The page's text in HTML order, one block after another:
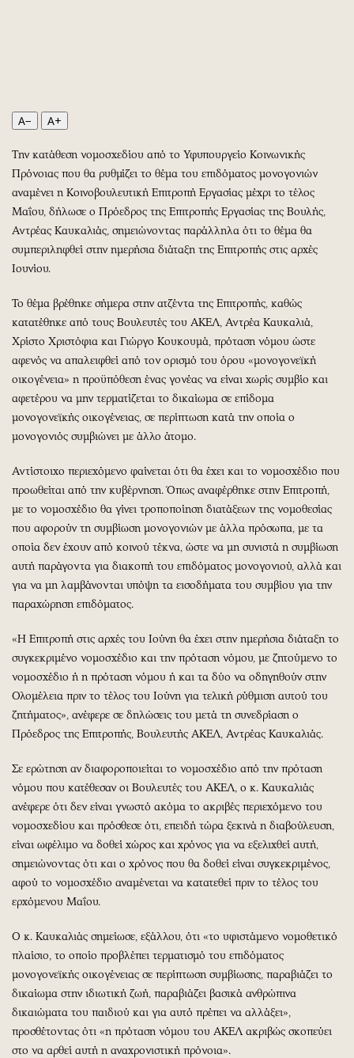
Σινεμά
Εικαστικά
Βιβλίο
Χειρόγραφα
Uncut
Προσφορές
Προσωπικότητες στην ''Κ''
Επιστολές
A− A+
Την κατάθεση νομοσχεδίου από το Υφυπουργείο Κοινωνικής
Πρόνοιας που θα ρυθμίζει το θέμα του επιδόματος μονογονιών
αναμένει η Κοινοβουλευτική Επιτροπή Εργασίας μέχρι το τέλος
Μαΐου, δήλωσε ο Πρόεδρος της Επιτροπής Εργασίας της Βουλής,
Αντρέας Καυκαλιάς, σημειώνοντας παράλληλα ότι το θέμα θα
συμπεριληφθεί στην ημερήσια διάταξη της Επιτροπής στις αρχές
Ιουνίου.
Το θέμα βρέθηκε σήμερα στην ατζέντα της Επιτροπής, καθώς
κατατέθηκε από τους Βουλευτές του ΑΚΕΛ, Αντρέα Καυκαλιά,
Χρίστο Χριστόφια και Γιώργο Κουκουμά, πρόταση νόμου ώστε
αφενός να απαλειφθεί από τον ορισμό του όρου «μονογονεϊκή
οικογένεια» η προϋπόθεση ένας γονέας να είναι χωρίς συμβίο και
αφετέρου να μην τερματίζεται το δικαίωμα σε επίδομα
μονογονεϊκής οικογένειας, σε περίπτωση κατά την οποία ο
μονογονιός συμβιώνει με άλλο άτομο.
Αντίστοιχο περιεχόμενο φαίνεται ότι θα έχει και το νομοσχέδιο που
προωθείται από την κυβέρνηση. Όπως αναφέρθηκε στην Επιτροπή,
με το νομοσχέδιο θα γίνει τροποποίηση διατάξεων της νομοθεσίας
που αφορούν τη συμβίωση μονογονιών με άλλα πρόσωπα, με τα
οποία δεν έχουν από κοινού τέκνα, ώστε να μη συνιστά η συμβίωση
αυτή παράγοντα για διακοπή του επιδόματος μονογονιού, αλλά και
για να μη λαμβάνονται υπόψη τα εισοδήματα του συμβίου για την
παραχώρηση επιδόματος.
«Η Επιτροπή στις αρχές του Ιούνη θα έχει στην ημερήσια διάταξη το
συγκεκριμένο νομοσχέδιο και την πρόταση νόμου, με ζητούμενο το
νομοσχέδιο ή η πρόταση νόμου ή και τα δύο να οδηγηθούν στην
Ολομέλεια πριν το τέλος του Ιούνη για τελική ρύθμιση αυτού του
ζητήματος», ανέφερε σε δηλώσεις του μετά τη συνεδρίαση ο
Πρόεδρος της Επιτροπής, Βουλευτής ΑΚΕΛ, Αντρέας Καυκαλιάς.
Σε ερώτηση αν διαφοροποιείται το νομοσχέδιο από την πρόταση
νόμου που κατέθεσαν οι Βουλευτές του ΑΚΕΛ, ο κ. Καυκαλιάς
ανέφερε ότι δεν είναι γνωστό ακόμα το ακριβές περιεχόμενο του
νομοσχεδίου και πρόσθεσε ότι, επειδή τώρα ξεκινά η διαβούλευση,
είναι ωφέλιμο να δοθεί χώρος και χρόνος για να εξελιχθεί αυτή,
σημειώνοντας ότι και ο χρόνος που θα δοθεί είναι συγκεκριμένος,
αφού το νομοσχέδιο αναμένεται να κατατεθεί πριν το τέλος του
ερχόμενου Μαΐου.
Ο κ. Καυκαλιάς σημείωσε, εξάλλου, ότι «το υφιστάμενο νομοθετικό
πλαίσιο, το οποίο προβλέπει τερματισμό του επιδόματος
μονογονεϊκής οικογένειας σε περίπτωση συμβίωσης, παραβιάζει το
δικαίωμα στην ιδιωτική ζωή, παραβιάζει βασικά ανθρώπινα
δικαιώματα του παιδιού και για αυτό πρέπει να αλλάξει»,
προσθέτοντας ότι «η πρόταση νόμου του ΑΚΕΛ ακριβώς σκοπεύει
στο να αρθεί αυτή η αναχρονιστική πρόνοια».